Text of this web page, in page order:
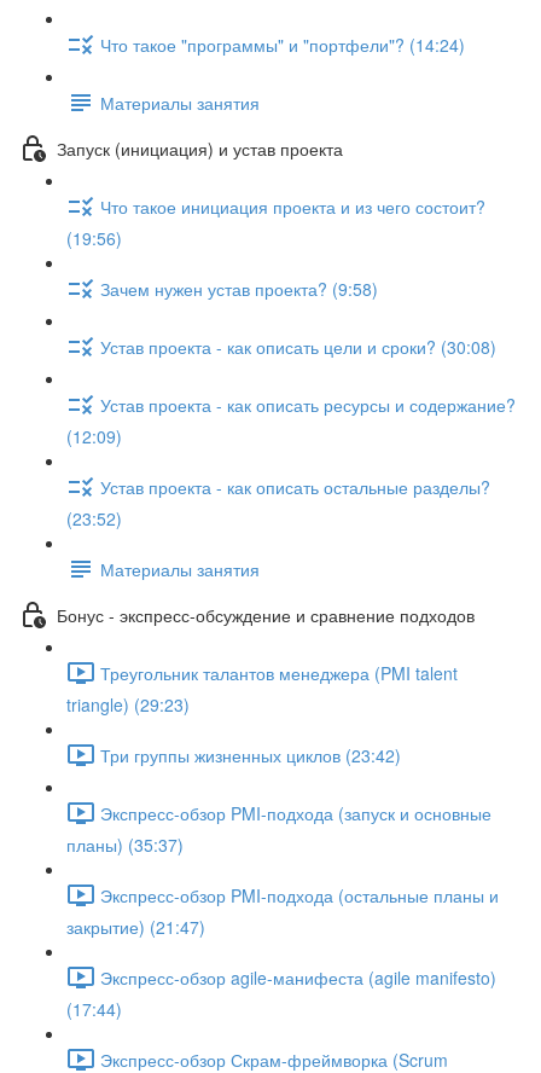
Что такое "программы" и "портфели"? (14:24)
Материалы занятия
Запуск (инициация) и устав проекта
Что такое инициация проекта и из чего состоит?
(19:56)
Зачем нужен устав проекта? (9:58)
Устав проекта - как описать цели и сроки? (30:08)
Устав проекта - как описать ресурсы и содержание?
(12:09)
Устав проекта - как описать остальные разделы?
(23:52)
Материалы занятия
Бонус - экспресс-обсуждение и сравнение подходов
Треугольник талантов менеджера (PMI talent
triangle) (29:23)
Три группы жизненных циклов (23:42)
Экспресс-обзор PMI-подхода (запуск и основные
планы) (35:37)
Экспресс-обзор PMI-подхода (остальные планы и
закрытие) (21:47)
Экспресс-обзор agile-манифеста (agile manifesto)
(17:44)
Экспресс-обзор Скрам-фреймворка (Scrum